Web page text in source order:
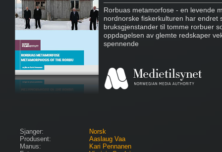
Rorbuas metamorfose - en levende
nordnorske fiskerkulturen har endret
bruksgjenstander til tomme rorbuer
oppdagelsen av glemte redskaper
spennende
Sjanger:
Norsk
Produsent:
Aaslaug Vaa
Manus:
Kari Pennanen